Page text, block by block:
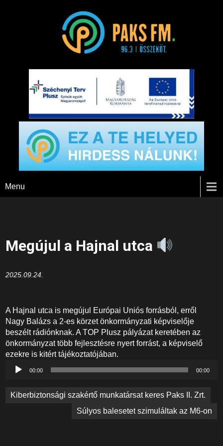
Paks FM
Menu
Megújul a Hajnal utca
2025.09.24.
A Hajnal utca is megújul Európai Uniós forrásból, erről
Nagy Balázs a 2-es körzet önkormányzati képviselője
beszélt rádiónknak. A TOP Plusz pályázat keretében az
önkormányzat több fejlesztésre nyert forrást, a képviselő
ezekre is kitért tájékoztatójában.
Audió
lejátszó
00:00 00:00
Bejegyzés
Kiberbiztonsági szakértő munkatársat keres Paks II. Zrt.
Súlyos balesetet szimuláltak az M6-on